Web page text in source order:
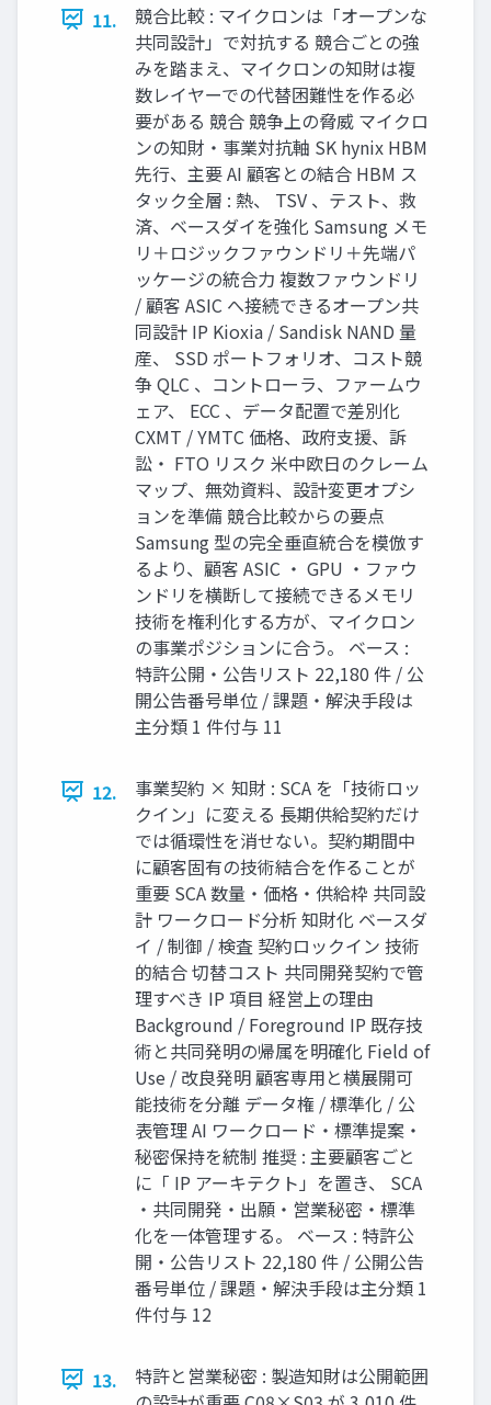
11.
競合比較 : マイクロンは「オープンな
共同設計」で対抗する 競合ごとの強
みを踏まえ、マイクロンの知財は複
数レイヤーでの代替困難性を作る必
要がある 競合 競争上の脅威 マイクロ
ンの知財・事業対抗軸 SK hynix HBM
先行、主要 AI 顧客との結合 HBM ス
タック全層 : 熱、 TSV 、テスト、救
済、ベースダイを強化 Samsung メモ
リ＋ロジックファウンドリ＋先端パ
ッケージの統合力 複数ファウンドリ
/ 顧客 ASIC へ接続できるオープン共
同設計 IP Kioxia / Sandisk NAND 量
産、 SSD ポートフォリオ、コスト競
争 QLC 、コントローラ、ファームウ
ェア、 ECC 、データ配置で差別化
CXMT / YMTC 価格、政府支援、訴
訟・ FTO リスク 米中欧日のクレーム
マップ、無効資料、設計変更オプシ
ョンを準備 競合比較からの要点
Samsung 型の完全垂直統合を模倣す
るより、顧客 ASIC ・ GPU ・ファウ
ンドリを横断して接続できるメモリ
技術を権利化する方が、マイクロン
の事業ポジションに合う。 ベース :
特許公開・公告リスト 22,180 件 / 公
開公告番号単位 / 課題・解決手段は
主分類 1 件付与 11
12.
事業契約 × 知財 : SCA を「技術ロッ
クイン」に変える 長期供給契約だけ
では循環性を消せない。契約期間中
に顧客固有の技術結合を作ることが
重要 SCA 数量・価格・供給枠 共同設
計 ワークロード分析 知財化 ベースダ
イ / 制御 / 検査 契約ロックイン 技術
的結合 切替コスト 共同開発契約で管
理すべき IP 項目 経営上の理由
Background / Foreground IP 既存技
術と共同発明の帰属を明確化 Field of
Use / 改良発明 顧客専用と横展開可
能技術を分離 データ権 / 標準化 / 公
表管理 AI ワークロード・標準提案・
秘密保持を統制 推奨 : 主要顧客ごと
に「 IP アーキテクト」を置き、 SCA
・共同開発・出願・営業秘密・標準
化を一体管理する。 ベース : 特許公
開・公告リスト 22,180 件 / 公開公告
番号単位 / 課題・解決手段は主分類 1
件付与 12
13.
特許と営業秘密 : 製造知財は公開範囲